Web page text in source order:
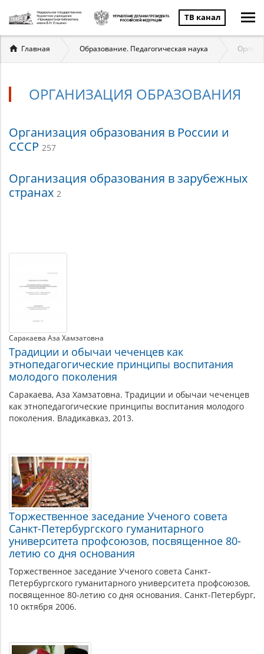
ТВ канал
Вы
здесь
Главная Образование. Педагогическая наука
ОРГАНИЗАЦИЯ ОБРАЗОВАНИЯ
Организация
образования
Организация образования в России и
СССР 257
Организация образования в зарубежных
странах 2
Материалы
теме
Саракаева Аза Хамзатовна
Традиции и обычаи чеченцев как
этнопедагогические принципы воспитания
молодого поколения
Саракаева, Аза Хамзатовна. Традиции и обычаи чеченцев
как этнопедагогические принципы воспитания молодого
поколения. Владикавказ, 2013.
Торжественное заседание Ученого совета
Санкт-Петербургского гуманитарного
университета профсоюзов, посвященное 80-
летию со дня основания
Торжественное заседание Ученого совета Санкт-
Петербургского гуманитарного университета профсоюзов,
посвященное 80-летию со дня основания. Санкт-Петербург,
10 октября 2006.